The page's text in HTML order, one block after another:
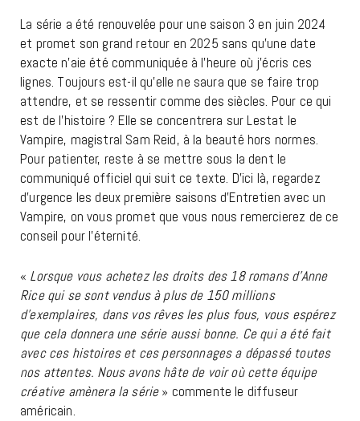
La série a été renouvelée pour une saison 3 en juin 2024
et promet son grand retour en 2025 sans qu’une date
exacte n’aie été communiquée à l’heure où j’écris ces
lignes. Toujours est-il qu’elle ne saura que se faire trop
attendre, et se ressentir comme des siècles. Pour ce qui
est de l’histoire ? Elle se concentrera sur Lestat le
Vampire, magistral Sam Reid, à la beauté hors normes.
Pour patienter, reste à se mettre sous la dent le
communiqué officiel qui suit ce texte. D’ici là, regardez
d’urgence les deux première saisons d’Entretien avec un
Vampire, on vous promet que vous nous remercierez de ce
conseil pour l’éternité.
« Lorsque vous achetez les droits des 18 romans d’Anne
Rice qui se sont vendus à plus de 150 millions
d’exemplaires, dans vos rêves les plus fous, vous espérez
que cela donnera une série aussi bonne. Ce qui a été fait
avec ces histoires et ces personnages a dépassé toutes
nos attentes. Nous avons hâte de voir où cette équipe
créative amènera la série» commente le diffuseur
américain.